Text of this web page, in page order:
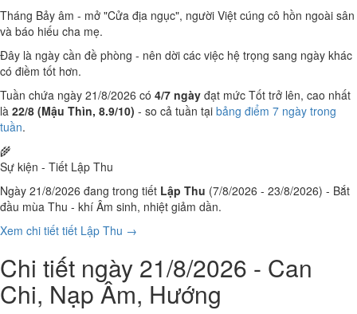
Tháng Bảy âm - mở "Cửa địa ngục", người Việt cúng cô hồn ngoài sân
và báo hiếu cha mẹ.
Đây là ngày cần đề phòng - nên dời các việc hệ trọng sang ngày khác
có điềm tốt hơn.
Tuần chứa ngày 21/8/2026 có 4/7 ngày đạt mức Tốt trở lên, cao nhất
là 22/8 (Mậu Thìn, 8.9/10) - so cả tuần tại bảng điểm 7 ngày trong
tuần.
🌾
Sự kiện - Tiết Lập Thu
Ngày 21/8/2026 đang trong tiết Lập Thu (7/8/2026 - 23/8/2026) - Bắt
đầu mùa Thu - khí Âm sinh, nhiệt giảm dần.
Xem chi tiết tiết Lập Thu →
Chi tiết ngày 21/8/2026 - Can
Chi, Nạp Âm, Hướng